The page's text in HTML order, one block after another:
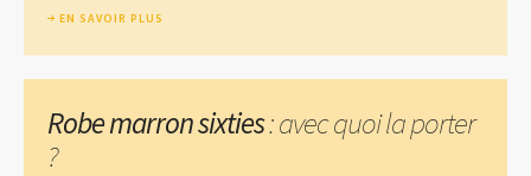
EN SAVOIR PLUS
Robe marron sixties: avec quoi la porter
?